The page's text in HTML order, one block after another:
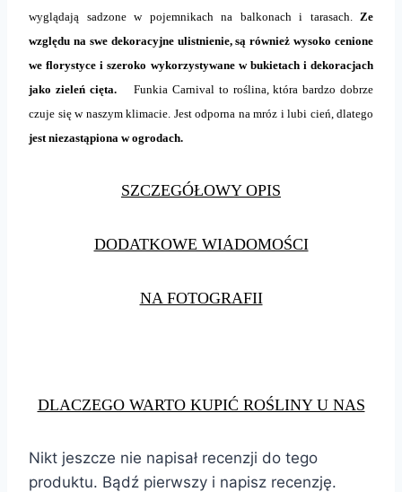
wyglądają sadzone w pojemnikach na balkonach i tarasach. Ze
względu na swe dekoracyjne ulistnienie, są również wysoko cenione
we florystyce i szeroko wykorzystywane w bukietach i dekoracjach
jako zieleń cięta.Funkia Carnival to roślina, która bardzo dobrze
czuje się w naszym klimacie. Jest odporna na mróz i lubi cień, dlatego
jest niezastąpiona w ogrodach.
SZCZEGÓŁOWY OPIS
DODATKOWE WIADOMOŚCI
NA FOTOGRAFII
DLACZEGO WARTO KUPIĆ ROŚLINY U NAS
Nikt jeszcze nie napisał recenzji do tego
produktu. Bądź pierwszy i napisz recenzję.